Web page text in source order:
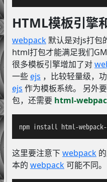
HTML模板引擎
webpack默认是对js打包
html打包才能满足我们
很多模板引擎增加了对
一些ejs ，比较轻量级，
ejs 作为模板系统。 另外
包，还需要 html-
npm install html-
这里要注意下webpack的
本的 webpack可能不同